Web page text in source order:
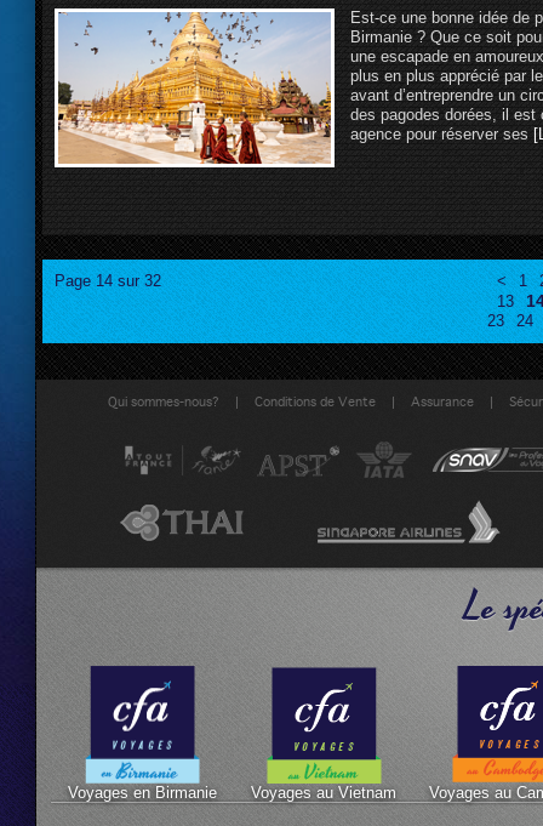
Est-ce une bonne idée de
Birmanie ? Que ce soit
une escapade en
plus en plus apprécié par
avant d’entreprendre un
des pagodes dorées, il est
agence pour réserver ses
Page 14 sur 32 < 1
13
23 24
Qui sommes-nous? | Conditions de Vente | Assurance |
Le
Voyages en Birmanie Voyages au Vietnam Voyages au